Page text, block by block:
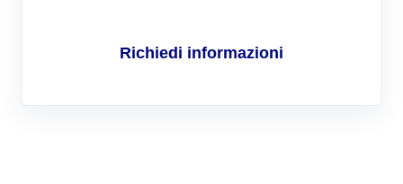
Richiedi informazioni